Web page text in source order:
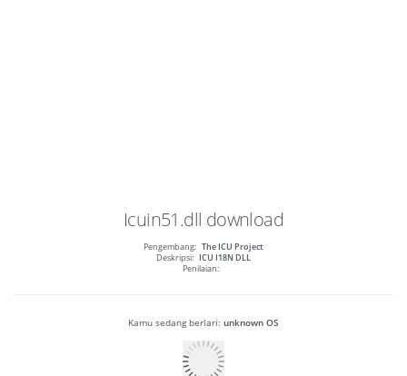
Icuin51.dll download
Pengembang: The ICU Project
Deskripsi: ICU I18N DLL
Penilaian:
Kamu sedang berlari: unknown OS